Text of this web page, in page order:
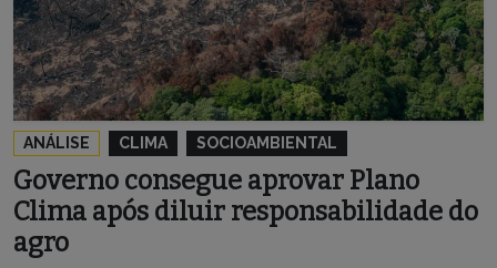
ANÁLISE CLIMA SOCIOAMBIENTAL
Governo consegue aprovar Plano
Clima após diluir responsabilidade do
agro